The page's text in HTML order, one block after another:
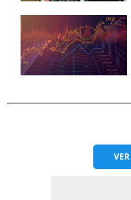
VER